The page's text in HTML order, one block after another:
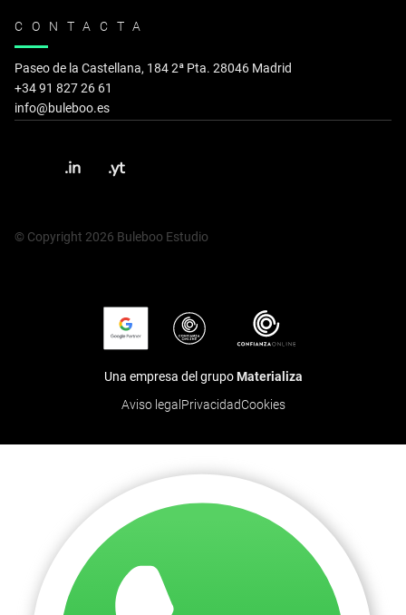
CONTACTA
Paseo de la Castellana, 184 2ª Pta. 28046 Madrid
+34 91 827 26 61
info@buleboo.es
Una empresa del grupoMaterializa
Aviso legalPrivacidadCookies
.in .yt
© Copyright 2026 Buleboo Estudio